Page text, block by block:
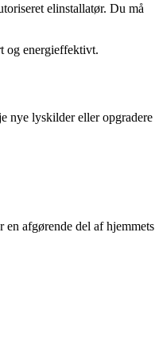
elinstallatør. Du må
og energieffektivt.
nye lyskilder eller opgradere
afgørende del af hjemmets